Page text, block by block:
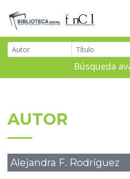
Búsqueda
AUTOR
Alejandra F. Rodríguez